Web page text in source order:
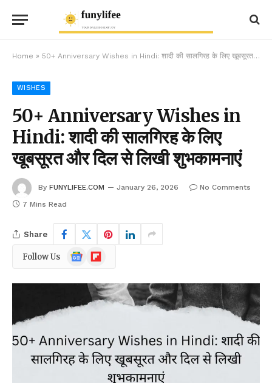
Home » 50+ Anniversary Wishes in Hindi: शादी की सालगिरह के लिए खूबसूरत और दिल से लिखी शुभकामनाएं
WISHES
50+ Anniversary Wishes in
Hindi: शादी की सालगिरह के लिए
खूबसूरत और दिल से लिखी शुभकामनाएं
By FUNYLIFEE.COM January 26, 2026
No Comments
7 Mins Read
Share
Follow Us
Google
News
Flipboard